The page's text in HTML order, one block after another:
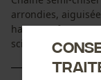
arrondies,
haute
scieries mobiles.